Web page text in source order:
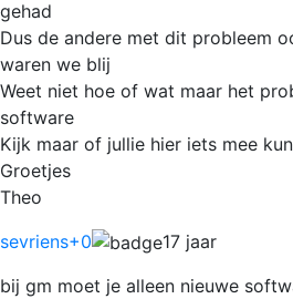
gehad
Dus de andere met dit probleem
waren we blij
Weet niet hoe of wat maar het
software
Kijk maar of jullie hier iets mee
Groetjes
Theo
sevriens+0
17 jaar
bij gm moet je alleen nieuwe